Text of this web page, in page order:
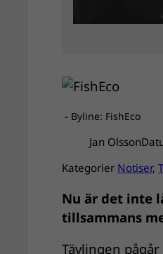
- Byline: FishEco
Jan Olsson
Kategorier Notiser,
Nu är det inte
tillsammans
Tävlingen